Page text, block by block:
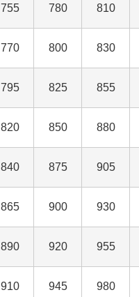
755 780 810
770 800 830
795 825 855
820 850 880
840 875 905
865 900 930
890 920 955
910 945 980